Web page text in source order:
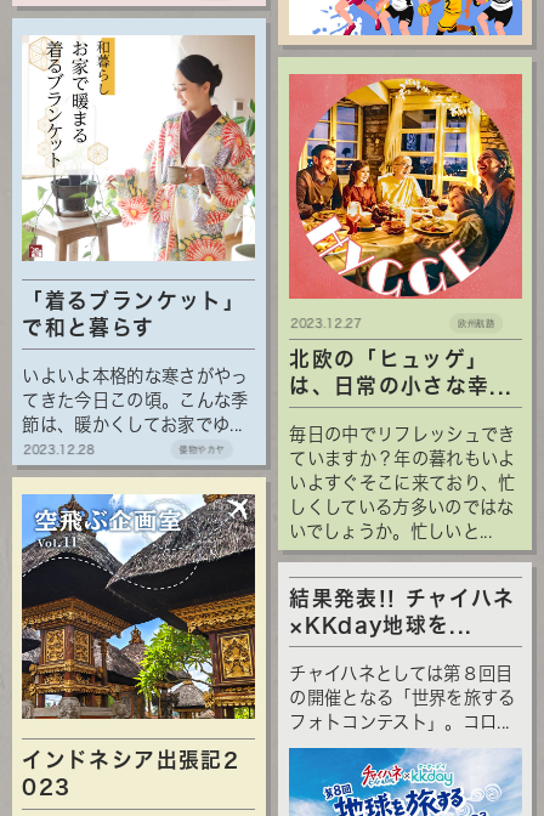
「着るブランケット」
で和と暮らす
いよいよ本格的な寒さがやっ
てきた今日この頃。こんな季
節は、暖かくしてお家でゆ...
2023.12.28 倭物やカヤ
北欧の「ヒュッゲ」
は、日常の小さな幸...
毎日の中でリフレッシュでき
ていますか？年の暮れもいよ
いよすぐそこに来ており、忙
しくしている方多いのではな
いでしょうか。忙しいと...
2023.12.27 欧州航路
インドネシア出張記2
023
結果発表!! チャイハネ
×KKday地球を...
チャイハネとしては第８回目
の開催となる「世界を旅する
フォトコンテスト」。コロ...